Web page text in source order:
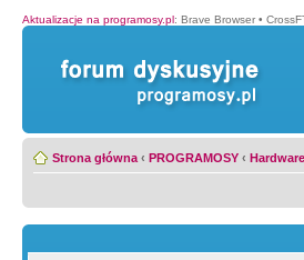
Aktualizacje na programosy.pl: Brave Browser •
Strona główna ‹ PROGRAMOSY ‹ Hardware